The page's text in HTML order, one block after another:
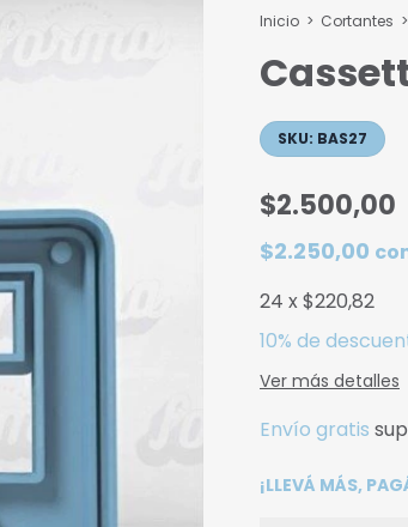
Inicio > Cortantes >
SKU: BAS27
$2.500,00
$2.250,00
24 x$220,82
10% de
Ver más detalles
Envío gratis
¡LLEVÁ MÁS,